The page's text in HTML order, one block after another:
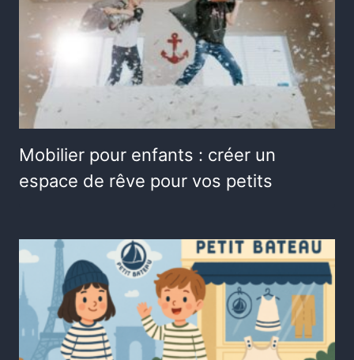
Mobilier pour enfants : créer un
espace de rêve pour vos petits